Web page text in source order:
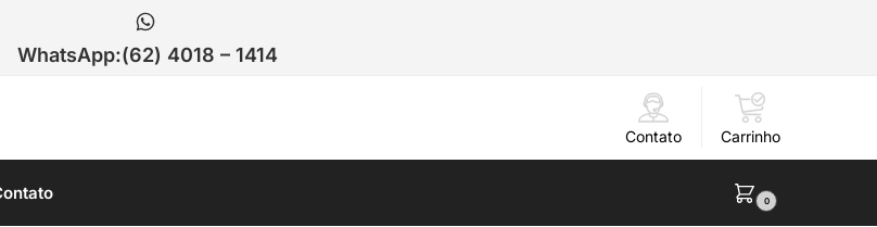
WhatsApp:(62) 4018 – 1414
Contato Carrinho
0